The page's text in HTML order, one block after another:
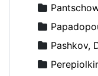
Pashkov,